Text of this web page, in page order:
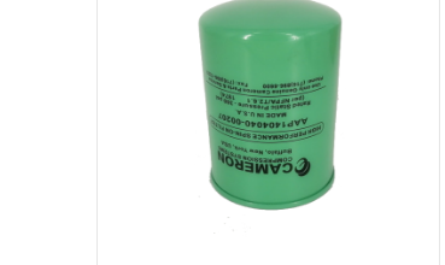
Быстрый просмотрДобавить к сравнениюДобавить в избранное